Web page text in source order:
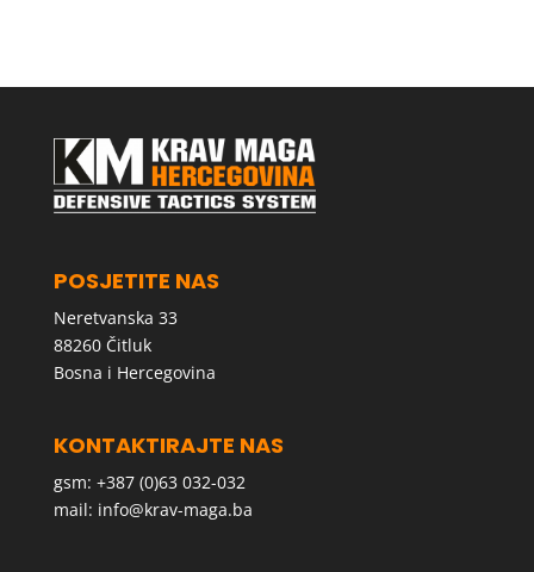
POSJETITE NAS
Neretvanska 33
88260 Čitluk
Bosna i Hercegovina
KONTAKTIRAJTE NAS
gsm: +387 (0)63 032-032
mail: info@krav-maga.ba